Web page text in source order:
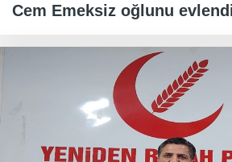
Cem Emeksiz oğlunu